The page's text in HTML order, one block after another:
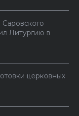
Литургию в
церковных